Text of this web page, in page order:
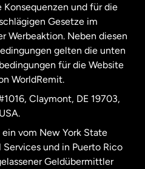
English
und für die
Gesetze im
Werbeaktion. Neben diesen
gelten die unten
für die Website
WorldRemit.
Claymont, DE 19703,
USA.
vom New York State
und in Puerto Rico
Geldübermittler